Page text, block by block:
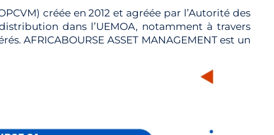
créée en 2012 et agréée par l’Autorité des
dans l’UEMOA, notamment à travers
AFRICABOURSE ASSET MANAGEMENT est un